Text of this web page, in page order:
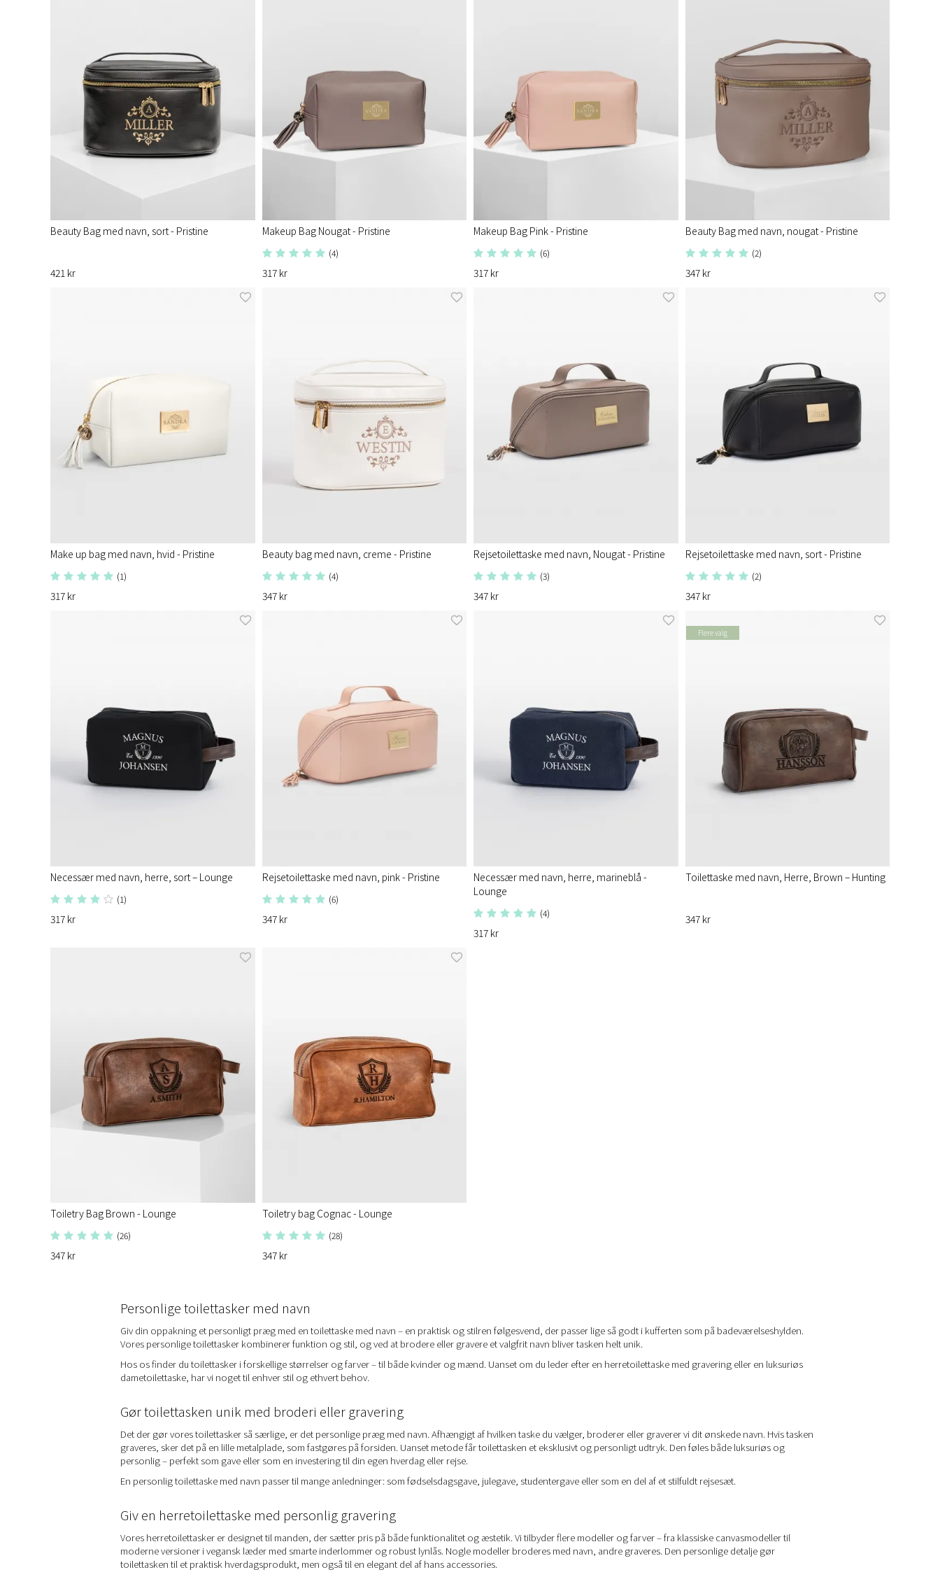
Beauty Bag med navn, sort - Pristine
421 kr
Makeup Bag Nougat - Pristine
(4)
317 kr
Makeup Bag Pink - Pristine
(6)
317 kr
Beauty Bag med navn, nougat - Pristine
(2)
347 kr
Make up bag med navn, hvid - Pristine
(1)
317 kr
Beauty bag med navn, creme - Pristine
(4)
347 kr
Rejsetoilettaske med navn, Nougat - Pristine
(3)
347 kr
Rejsetoilettaske med navn, sort - Pristine
(2)
347 kr
Necessær med navn, herre, sort – Lounge
(1)
317 kr
Rejsetoilettaske med navn, pink - Pristine
(6)
347 kr
Necessær med navn, herre, marineblå -
Lounge
(4)
317 kr
Flere valg
Toilettaske med navn, Herre, Brown – Hunting
347 kr
Toiletry Bag Brown - Lounge
(26)
347 kr
Toiletry bag Cognac - Lounge
(28)
347 kr
Personlige toilettasker med navn
Giv din oppakning et personligt præg med en toilettaske med navn – en praktisk og stilren følgesvend, der passer lige så godt i kufferten som på badeværelseshylden.
Vores personlige toilettasker kombinerer funktion og stil, og ved at brodere eller gravere et valgfrit navn bliver tasken helt unik.
Hos os finder du toilettasker i forskellige størrelser og farver – til både kvinder og mænd. Uanset om du leder efter en herretoilettaske med gravering eller en luksuriøs
dametoilettaske, har vi noget til enhver stil og ethvert behov.
Gør toilettasken unik med broderi eller gravering
Det der gør vores toilettasker så særlige, er det personlige præg med navn. Afhængigt af hvilken taske du vælger, broderer eller graverer vi dit ønskede navn. Hvis tasken
graveres, sker det på en lille metalplade, som fastgøres på forsiden. Uanset metode får toilettasken et eksklusivt og personligt udtryk. Den føles både luksuriøs og
personlig – perfekt som gave eller som en investering til din egen hverdag eller rejse.
En personlig toilettaske med navn passer til mange anledninger: som fødselsdagsgave, julegave, studentergave eller som en del af et stilfuldt rejsesæt.
Giv en herretoilettaske med personlig gravering
Vores herretoilettasker er designet til manden, der sætter pris på både funktionalitet og æstetik. Vi tilbyder flere modeller og farver – fra klassiske canvasmodeller til
moderne versioner i vegansk læder med smarte inderlommer og robust lynlås. Nogle modeller broderes med navn, andre graveres. Den personlige detalje gør
toilettasken til et praktisk hverdagsprodukt, men også til en elegant del af hans accessories.